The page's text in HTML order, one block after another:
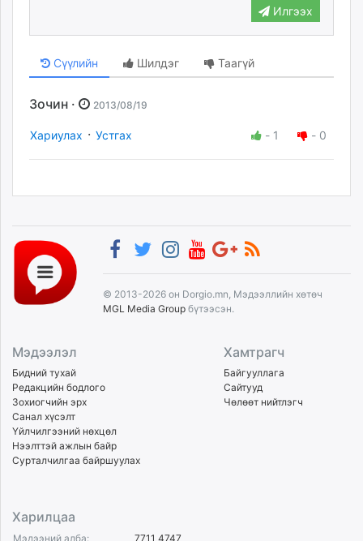
Илгээх
Сүүлийн Шилдэг Таагүй
Зочин · 2013/08/19
Хариулах · Устгах - 1 - 0
© 2013-2026 он Dorgio.mn, Мэдээллийн хөтөч
MGL Media Group бүтээсэн.
Мэдээлэл
Бидний тухай
Редакцийн бодлого
Зохиогчийн эрх
Санал хүсэлт
Үйлчилгээний нөхцөл
Нээлттэй ажлын байр
Сурталчилгаа байршуулах
Хамтрагч
Байгууллага
Сайтууд
Чөлөөт нийтлэгч
Харилцаа
Мэдээний алба: 7711 4747